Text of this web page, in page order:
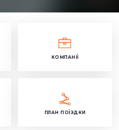
КОМПАНІЇ
ПЛАН ПОЇЗДКИ